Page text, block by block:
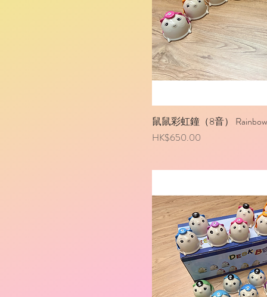
鼠鼠彩虹鐘（8音）
價格
HK$650.00